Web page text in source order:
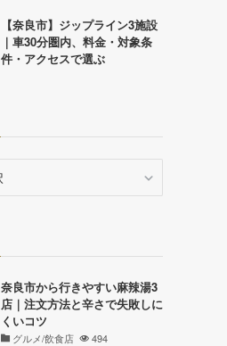
【奈良市】ジップライン3施設
｜車30分圏内、料金・対象条
件・アクセスで選ぶ
奈良市から行きやすい麻辣湯3
店｜注文方法と辛さで失敗しに
くいコツ
グルメ/飲食店 494